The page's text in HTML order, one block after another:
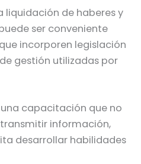
liquidación de haberes y
ser conveniente
incorporen legislación
gestión utilizadas por
capacitación que no
información,
desarrollar habilidades